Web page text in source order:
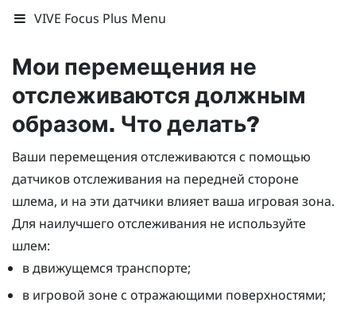
VIVE Focus Plus Menu
Мои перемещения не
отслеживаются должным
образом. Что делать?
Ваши перемещения отслеживаются с помощью
датчиков отслеживания на передней стороне
шлема, и на эти датчики влияет ваша игровая зона.
Для наилучшего отслеживания не используйте
шлем:
в движущемся транспорте;
в игровой зоне с отражающими поверхностями;